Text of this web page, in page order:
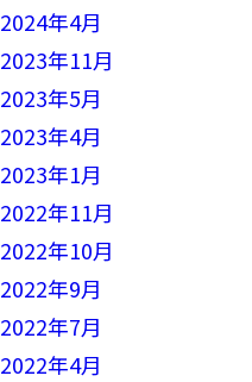
2024年4月
2023年11月
2023年5月
2023年4月
2023年1月
2022年11月
2022年10月
2022年9月
2022年7月
2022年4月